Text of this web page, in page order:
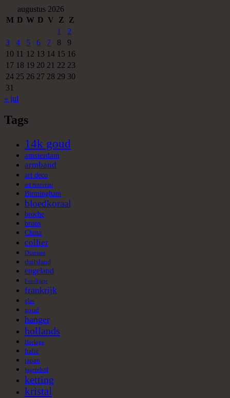
augustus 2026
M D W D V Z
Z
1
2
3
4 5 6 7 8
9
10 11 12 13 14 15 16
17 18 19 20 21 22 23
24 25 26 27 28 29 30
31
« jul
Tags
14k goud
amsterdam
armband
art deco
art nouveau
Birmingham
bloedkoraal
broche
brons
China
collier
Diamant
duitsland
engeland
Fotolijstje
frankrijk
glas
goud
hanger
hollands
Horloge
Italië
japan
jugendstil
ketting
kristal